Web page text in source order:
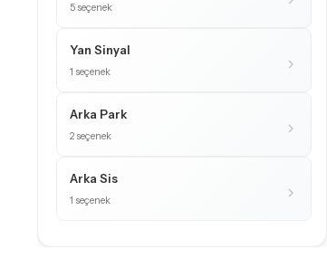
5 seçenek
Yan Sinyal
1 seçenek
Arka Park
2 seçenek
Arka Sis
1 seçenek